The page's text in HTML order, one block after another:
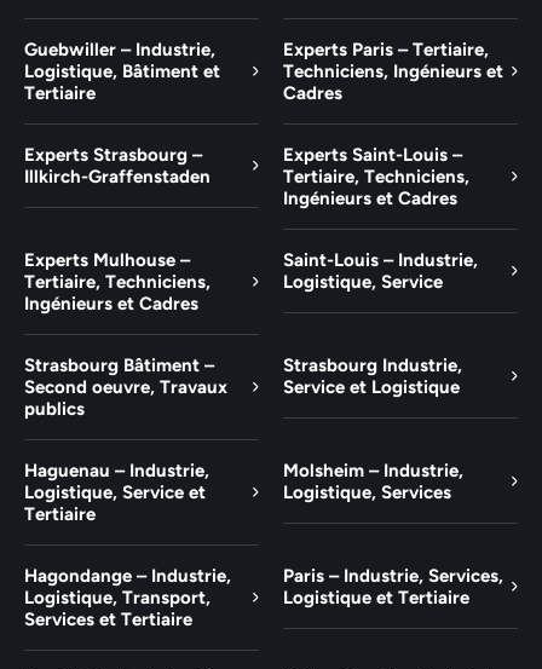
Guebwiller – Industrie,
Logistique, Bâtiment et
Tertiaire
Experts Paris – Tertiaire,
Techniciens, Ingénieurs et
Cadres
Experts Strasbourg –
Illkirch-Graffenstaden
Experts Saint-Louis –
Tertiaire, Techniciens,
Ingénieurs et Cadres
Experts Mulhouse –
Tertiaire, Techniciens,
Ingénieurs et Cadres
Saint-Louis – Industrie,
Logistique, Service
Strasbourg Bâtiment –
Second oeuvre, Travaux
publics
Strasbourg Industrie,
Service et Logistique
Haguenau – Industrie,
Logistique, Service et
Tertiaire
Molsheim – Industrie,
Logistique, Services
Hagondange – Industrie,
Logistique, Transport,
Services et Tertiaire
Paris – Industrie, Services,
Logistique et Tertiaire